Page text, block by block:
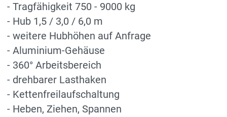
- Tragfähigkeit 750 - 9000 kg
- Hub 1,5 / 3,0 / 6,0 m
- weitere Hubhöhen auf Anfrage
- Aluminium-Gehäuse
- 360° Arbeitsbereich
- drehbarer Lasthaken
- Kettenfreilaufschaltung
- Heben, Ziehen, Spannen